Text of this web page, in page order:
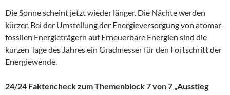
Die Sonne scheint jetzt wieder länger. Die Nächte werden
kürzer. Bei der Umstellung der Energieversorgung von atomar-
fossilen Energieträgern auf Erneuerbare Energien sind die
kurzen Tage des Jahres ein Gradmesser für den Fortschritt der
Energiewende.
24/24 Faktencheck zum Themenblock 7 von 7 „Ausstieg